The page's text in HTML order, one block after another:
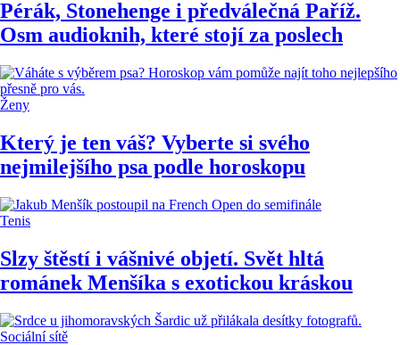
Pérák, Stonehenge i předválečná Paříž.
Osm audioknih, které stojí za poslech
Ženy
Který je ten váš? Vyberte si svého
nejmilejšího psa podle horoskopu
Tenis
Slzy štěstí i vášnivé objetí. Svět hltá
románek Menšíka s exotickou kráskou
Sociální sítě